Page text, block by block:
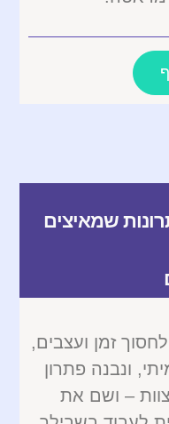
שמאיצים
זמן ועצבים,
ונבנה פתרון
– ושם את